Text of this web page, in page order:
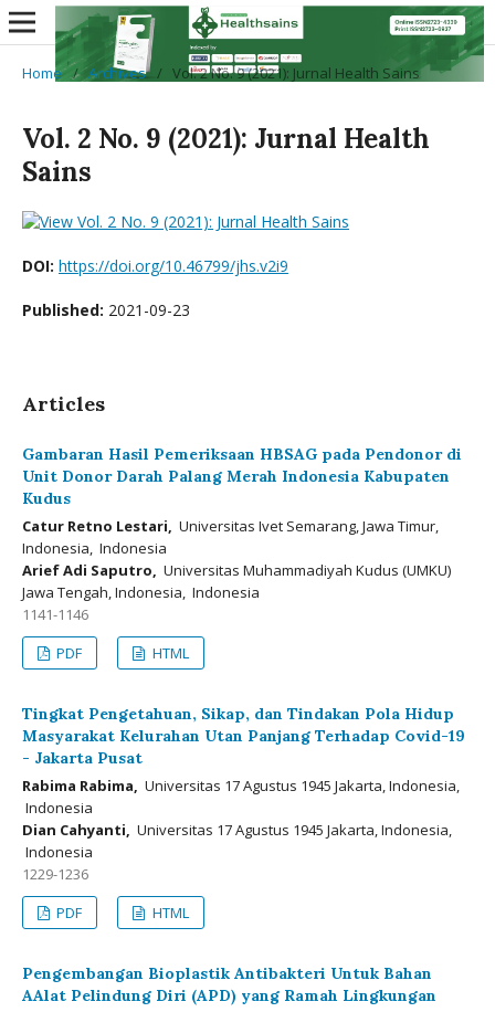
Home / Archives / Vol. 2 No. 9 (2021): Jurnal Health Sains
Vol. 2 No. 9 (2021): Jurnal Health
Sains
DOI: https://doi.org/10.46799/jhs.v2i9
Published: 2021-09-23
Articles
Gambaran Hasil Pemeriksaan HBSAG pada Pendonor di
Unit Donor Darah Palang Merah Indonesia Kabupaten
Kudus
Catur Retno Lestari, Universitas Ivet Semarang, Jawa Timur,
Indonesia, Indonesia
Arief Adi Saputro, Universitas Muhammadiyah Kudus (UMKU)
Jawa Tengah, Indonesia, Indonesia
1141-1146
PDF
HTML
Tingkat Pengetahuan, Sikap, dan Tindakan Pola Hidup
Masyarakat Kelurahan Utan Panjang Terhadap Covid-19
- Jakarta Pusat
Rabima Rabima, Universitаs 17 Аgustus 1945 Jаkаrtа, Indonesia,
Indonesia
Dian Cahyanti, Universitаs 17 Аgustus 1945 Jаkаrtа, Indonesia,
Indonesia
1229-1236
PDF
HTML
Pengembangan Bioplastik Antibakteri Untuk Bahan
AAlat Pelindung Diri (APD) yang Ramah Lingkungan